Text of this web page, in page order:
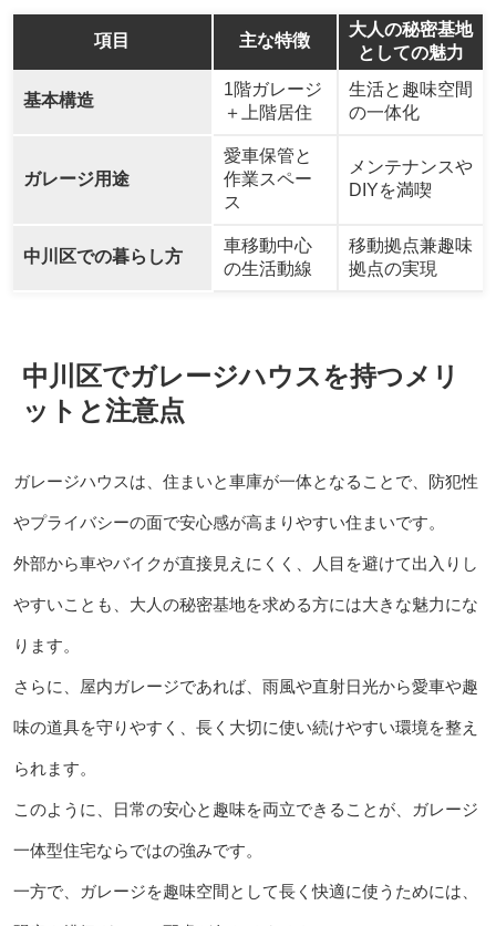
項目 主な特徴
大人の秘密基地
としての魅力
基本構造
1階ガレージ
＋上階居住
生活と趣味空間
の一体化
ガレージ用途
愛車保管と
作業スペー
ス
メンテナンスや
DIYを満喫
中川区での暮らし方
車移動中心
の生活動線
移動拠点兼趣味
拠点の実現
中川区でガレージハウスを持つメリ
ットと注意点
ガレージハウスは、住まいと車庫が一体となることで、防犯性
やプライバシーの面で安心感が高まりやすい住まいです。
外部から車やバイクが直接見えにくく、人目を避けて出入りし
やすいことも、大人の秘密基地を求める方には大きな魅力にな
ります。
さらに、屋内ガレージであれば、雨風や直射日光から愛車や趣
味の道具を守りやすく、長く大切に使い続けやすい環境を整え
られます。
このように、日常の安心と趣味を両立できることが、ガレージ
一体型住宅ならではの強みです。
一方で、ガレージを趣味空間として長く快適に使うためには、